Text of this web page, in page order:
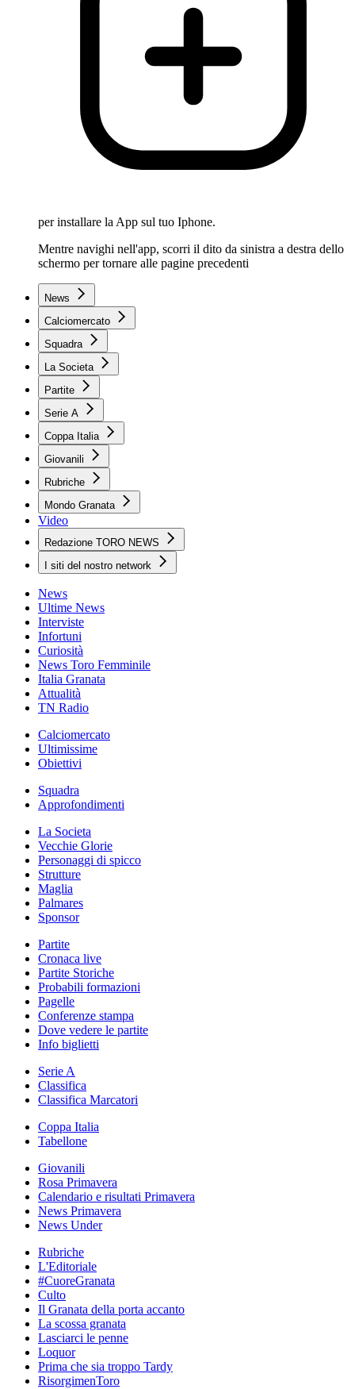
per installare la App sul tuo Iphone.
Mentre navighi nell'app, scorri il dito da sinistra a destra dello
schermo per tornare alle pagine precedenti
News
Calciomercato
Squadra
La Societa
Partite
Serie A
Coppa Italia
Giovanili
Rubriche
Mondo Granata
Video
Redazione TORO NEWS
I siti del nostro network
News
Ultime News
Interviste
Infortuni
Curiosità
News Toro Femminile
Italia Granata
Attualità
TN Radio
Calciomercato
Ultimissime
Obiettivi
Squadra
Approfondimenti
La Societa
Vecchie Glorie
Personaggi di spicco
Strutture
Maglia
Palmares
Sponsor
Partite
Cronaca live
Partite Storiche
Probabili formazioni
Pagelle
Conferenze stampa
Dove vedere le partite
Info biglietti
Serie A
Classifica
Classifica Marcatori
Coppa Italia
Tabellone
Giovanili
Rosa Primavera
Calendario e risultati Primavera
News Primavera
News Under
Rubriche
L'Editoriale
#CuoreGranata
Culto
Il Granata della porta accanto
La scossa granata
Lasciarci le penne
Loquor
Prima che sia troppo Tardy
RisorgimenToro